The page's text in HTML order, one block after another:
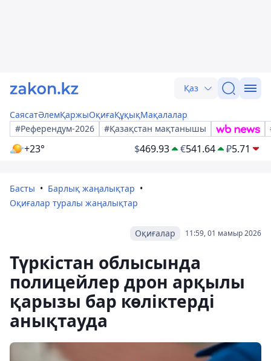
Қаз
СаясатӘлемҚаржыОқиғаҚұқықМақалалар
#Референдум-2026
#Қазақстан мақтанышы
+23° $469.93 €541.64 ₽5.71
Басты
Барлық жаңалықтар
Оқиғалар туралы жаңалықтар
11:59, 01 мамыр 2026
Оқиғалар
Түркістан облысында
полицейлер дрон арқылы
қарызы бар көліктерді
анықтауда